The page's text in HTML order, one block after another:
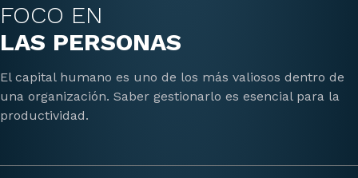
FOCO EN
LAS PERSONAS
El capital humano es uno de los más valiosos dentro de
una organización. Saber gestionarlo es esencial para la
productividad.